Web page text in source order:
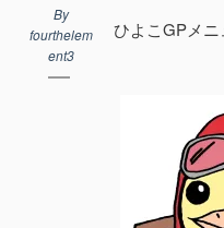
By
fourthelem
ent3
ひよこGPメ